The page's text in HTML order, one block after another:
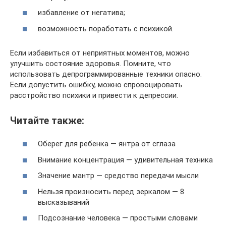
избавление от негатива;
возможность поработать с психикой.
Если избавиться от неприятных моментов, можно
улучшить состояние здоровья. Помните, что
использовать депрограммированные техники опасно.
Если допустить ошибку, можно спровоцировать
расстройство психики и привести к депрессии.
Читайте также:
Оберег для ребенка — янтра от сглаза
Внимание концентрация — удивительная техника
Значение мантр — средство передачи мысли
Нельзя произносить перед зеркалом — 8
высказываний
Подсознание человека — простыми словами